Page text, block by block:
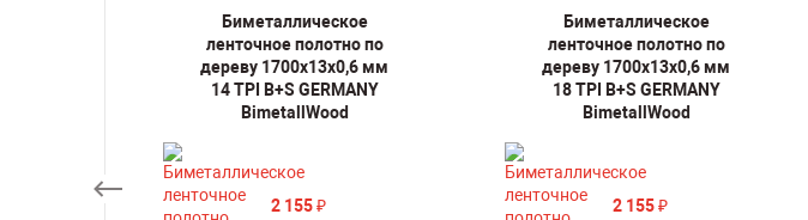
Биметаллическое
ленточное полотно по
дереву 1700х13х0,6 мм
14 TPI B+S GERMANY
BimetallWood
2 155 ₽
Биметаллическое
ленточное полотно по
дереву 1700х13х0,6 мм
18 TPI B+S GERMANY
BimetallWood
2 155 ₽